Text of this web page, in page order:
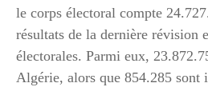
le corps électoral compte
résultats de la dernière révision
électorales. Parmi eux,
Algérie, alors que 854.285 sont